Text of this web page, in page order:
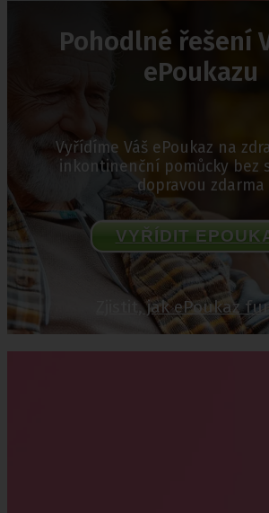
Pohodlné řešení
ePoukazu
Vyřídíme Váš ePoukaz na
inkontinenční pomůcky bez
dopravou zdarma
VYŘÍDIT
Zjistit, jak ePoukaz